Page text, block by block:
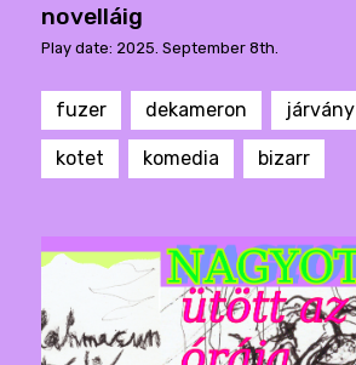
novelláig
Play date: 2025. September 8th.
fuzer dekameron járvány
kotet komedia bizarr